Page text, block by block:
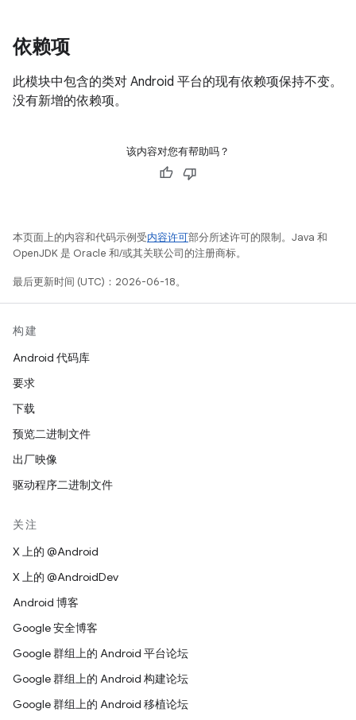
依赖项
此模块中包含的类对 Android 平台的现有依赖项保持不变。
没有新增的依赖项。
该内容对您有帮助吗？
本页面上的内容和代码示例受内容许可部分所述许可的限制。Java 和
OpenJDK 是 Oracle 和/或其关联公司的注册商标。
最后更新时间 (UTC)：2026-06-18。
构建
Android 代码库
要求
下载
预览二进制文件
出厂映像
驱动程序二进制文件
关注
X 上的 @Android
X 上的 @AndroidDev
Android 博客
Google 安全博客
Google 群组上的 Android 平台论坛
Google 群组上的 Android 构建论坛
Google 群组上的 Android 移植论坛